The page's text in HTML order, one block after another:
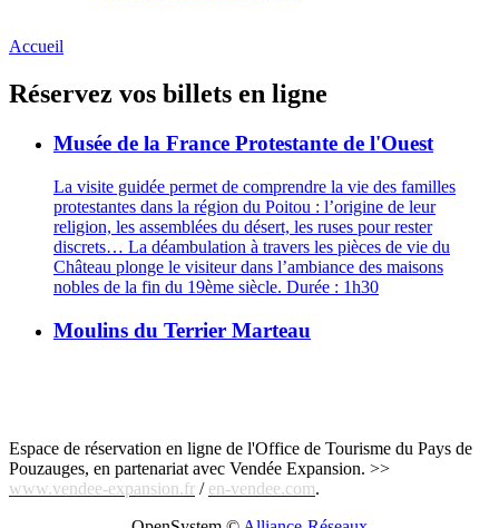
Accueil
Réservez vos billets en ligne
Musée de la France Protestante de l'Ouest
La visite guidée permet de comprendre la vie des familles
protestantes dans la région du Poitou : l’origine de leur
religion, les assemblées du désert, les ruses pour rester
discrets… La déambulation à travers les pièces de vie du
Château plonge le visiteur dans l’ambiance des maisons
nobles de la fin du 19ème siècle. Durée : 1h30
Moulins du Terrier Marteau
Espace de réservation en ligne de l'Office de Tourisme du Pays de
Pouzauges, en partenariat avec Vendée Expansion. >>
www.vendee-expansion.fr / en-vendee.com.